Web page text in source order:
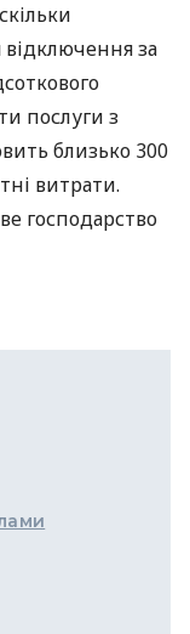
відключення за
послуги з
близько 300
витрати.
господарство